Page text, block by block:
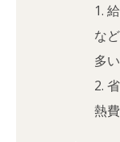
な
多い
熱